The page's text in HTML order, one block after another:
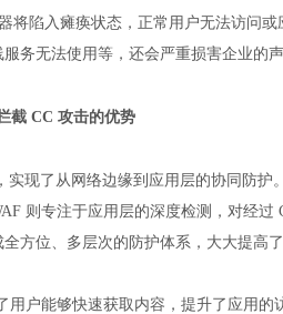
将陷入瘫痪状态，正常用户无法访问
务无法使用等，还会严重损害企业的
截 CC 攻击的优势
实现了从网络边缘到应用层的协同防
则专注于应用层的深度检测，对经
方位、多层次的防护体系，大大提高
用户能够快速获取内容，提升了应用